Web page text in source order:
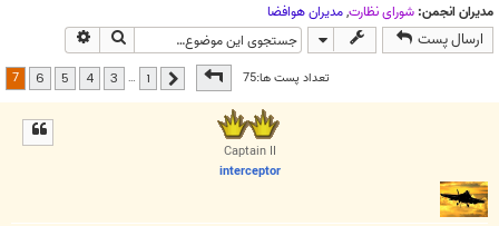
مدیران انجمن: شوراي نظارت,مديران هوافضا
ارسال پست جستجو
تعداد پست ها:75صفحه از7 قبلی 1
…
3
4
5
6
7
Captain II
interceptor